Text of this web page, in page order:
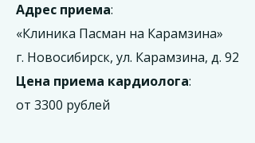
Адрес приема:
«Клиника Пасман на Карамзина»
г. Новосибирск, ул. Карамзина, д. 92
Цена приема кардиолога:
от 3300 рублей